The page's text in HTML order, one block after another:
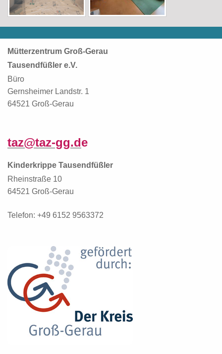
Mütterzentrum Groß-Gerau
Tausendfüßler e.V.
Büro
Gernsheimer Landstr. 1
64521 Groß-Gerau
taz@taz-gg.de
Kinderkrippe Tausendfüßler
Rheinstraße 10
64521 Groß-Gerau
Telefon: +49 6152 9563372